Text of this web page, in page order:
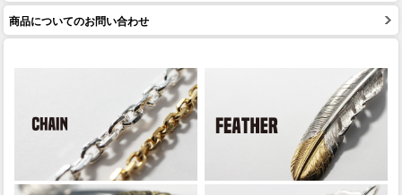
商品についてのお問い合わせ